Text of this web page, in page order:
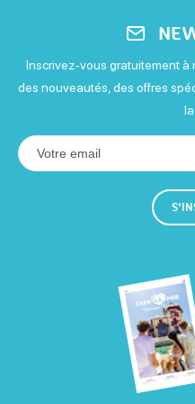
Inscrivez-vous gratuitement à
des nouveautés, des offres